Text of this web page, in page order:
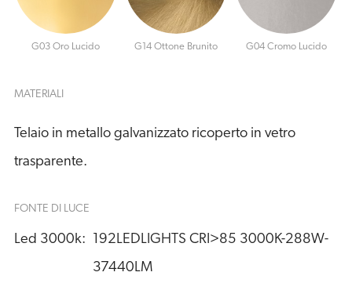
G03 Oro Lucido G14 Ottone Brunito G04 Cromo Lucido
MATERIALI
Telaio in metallo galvanizzato ricoperto in vetro
trasparente.
FONTE DI LUCE
Led 3000k:
192LEDLIGHTS CRI>85 3000K-288W-
37440LM